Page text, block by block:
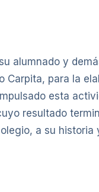
alumnado y
para la
esta
resultado
a su historia